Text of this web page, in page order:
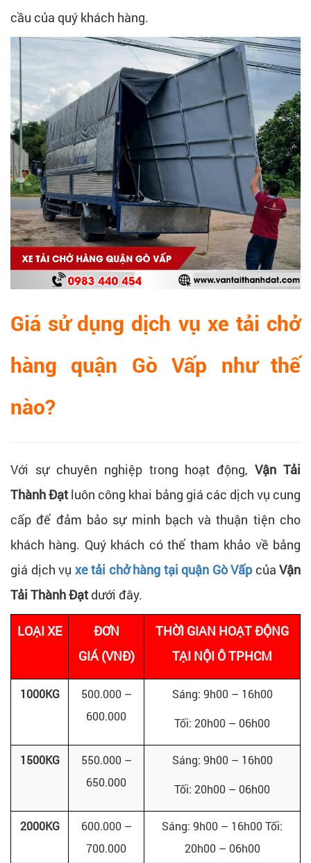
cầu của quý khách hàng.
Giá sử dụng dịch vụ xe tải chở
hàng quận Gò Vấp như thế
nào?
Với sự chuyên nghiệp trong hoạt động,Vận Tải
Thành Đạt luôn công khai bảng giá các dịch vụ cung
cấp để đảm bảo sự minh bạch và thuận tiện cho
khách hàng. Quý khách có thể tham khảo về bảng
giá dịch vụ xe tải chở hàng tại quận Gò Vấp của Vận
Tải Thành Đạt dưới đây.
LOẠI XE
ĐƠN
GIÁ(VNĐ)
THỜI GIAN HOẠT ĐỘNG
TẠI NỘI Ô TPHCM
1000KG
500.000 –
600.000
Sáng: 9h00 – 16h00
Tối: 20h00 – 06h00
1500KG
550.000 –
650.000
Sáng: 9h00 – 16h00
Tối: 20h00 – 06h00
2000KG
600.000 –
700.000
Sáng: 9h00 – 16h00 Tối:
20h00 – 06h00